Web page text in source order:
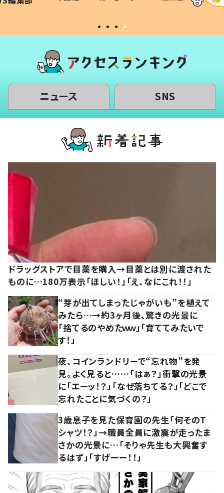
#令和の子 い」
ニュース SNS
ドラッグストアで目薬を購入→目薬とは別に渡された
ものに…180万表示「ほしい！」「え、なにこれ！！」
“芽が出てしまったじゃがいも”を植えて
みたら…→約3ヶ月後、驚きの光景に
「捨てるのやめたｗｗ」「育ててみたいで
す！」
夜、コインランドリーで“忘れ物”を発
見。よく見ると……「はぁ？」衝撃の光景
に「エーッ！？」「なぜ落ちてる？」「どこで
忘れたことに気づくの？」
3歳息子を見た保育園の先生「何そのT
シャツ！？」→職員全員に激震が走ったま
さかの光景に…「そりゃ先生も大興奮す
るはず」「すげーー！！」